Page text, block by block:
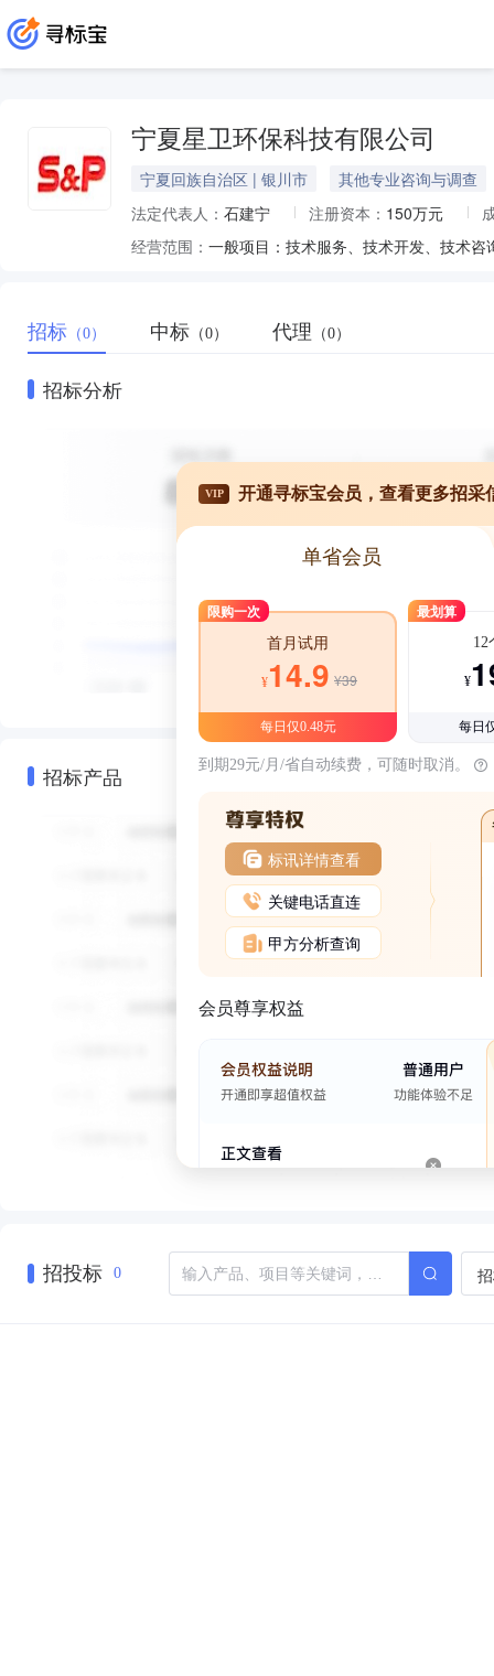
宁夏星卫环保科技有限公司
宁夏回族自治区 | 银川市
其他专业咨询与调查
法定代表人： 石建宁 注册资本： 150万元
经营范围：
招标 （0） 中标 （0） 代理 （0）
招标分析
招标产品
VIP 开通寻标宝会员，查看更多招采
单省会员
限购一次
首月试用
¥14.9 ¥39
每日仅0.48元
最划算
12
¥
每日
到期29元/月/省自动续费，可随时取消。
标讯详情查看
关键电话直连
甲方分析查询
会员尊享权益
招投标 0